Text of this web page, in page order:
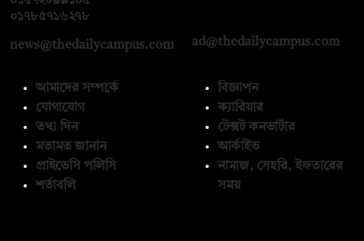
০১৭৮৫৭১৬২৭৮
news@thedailycampus.com ad@thedailycampus.com
আমাদের সম্পর্কে
যোগাযোগ
তথ্য দিন
মতামত জানান
প্রাইভেসি পলিসি
শর্তাবলি
বিজ্ঞাপন
ক্যারিয়ার
টেক্সট কনভার্টার
আর্কাইভ
নামাজ, সেহরি, ইফতারের
সময়